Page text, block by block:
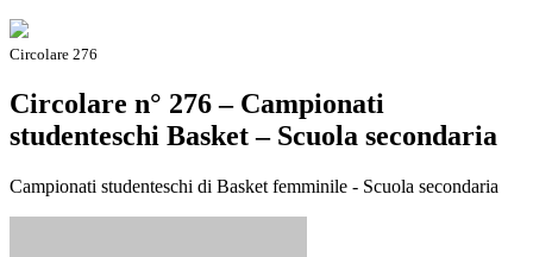
Circolare 276
Circolare n° 276 – Campionati
studenteschi Basket – Scuola secondaria
Campionati studenteschi di Basket femminile - Scuola secondaria